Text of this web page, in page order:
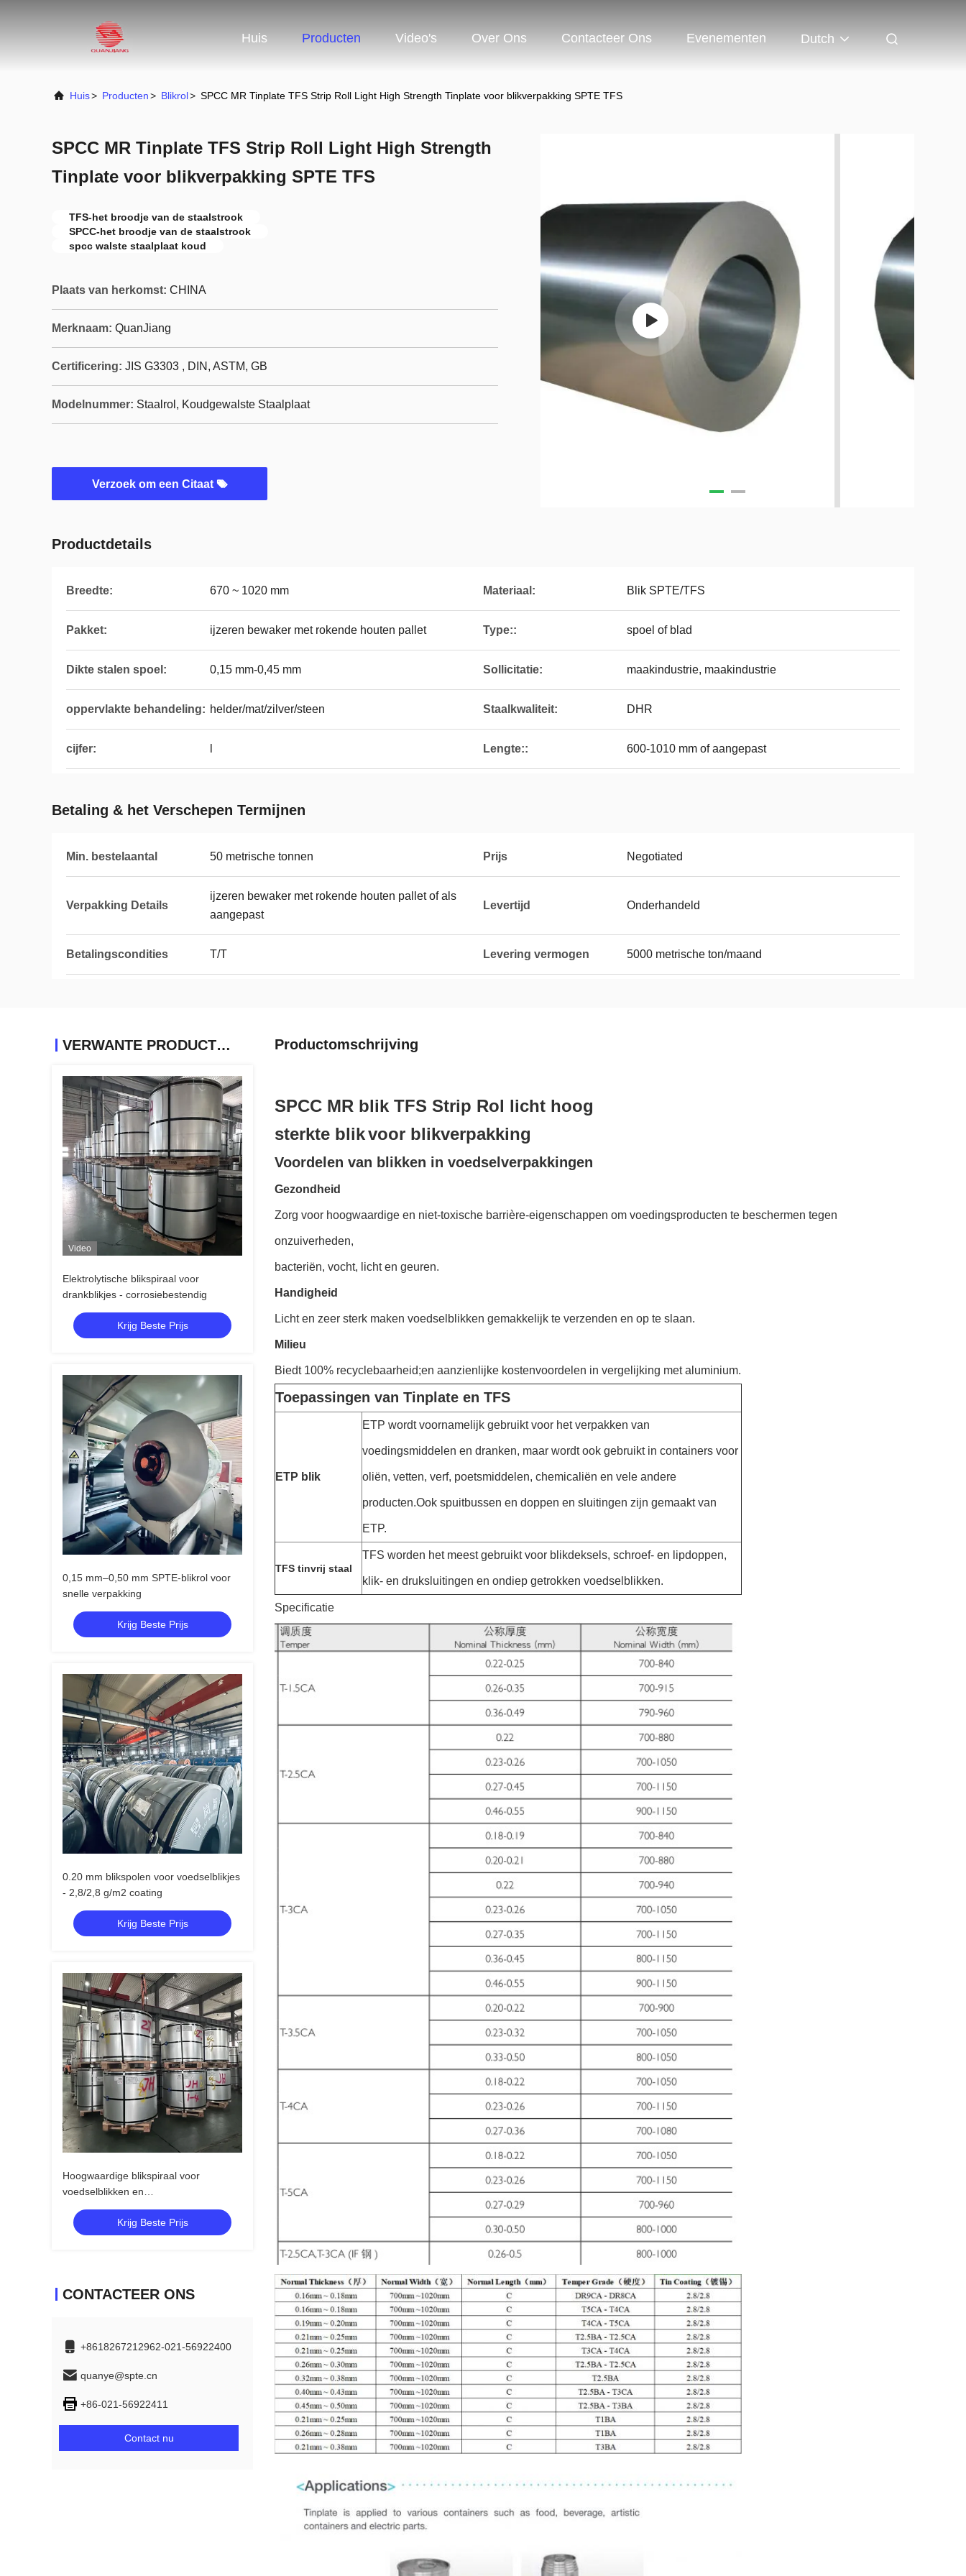
Huis Producten Video's Over Ons Contacteer Ons Evenementen Dutch
Huis> Producten> Blikrol> SPCC MR Tinplate TFS Strip Roll Light High Strength Tinplate voor blikverpakking SPTE TFS
SPCC MR Tinplate TFS Strip Roll Light High Strength
Tinplate voor blikverpakking SPTE TFS
TFS-het broodje van de staalstrook
SPCC-het broodje van de staalstrook
spcc walste staalplaat koud
Plaats van herkomst: CHINA
Merknaam: QuanJiang
Certificering: JIS G3303 , DIN, ASTM, GB
Modelnummer: Staalrol, Koudgewalste Staalplaat
Verzoek om een Citaat
Productdetails
Breedte: 670 ~ 1020 mm Materiaal: Blik SPTE/TFS
Pakket: ijzeren bewaker met rokende houten pallet Type:: spoel of blad
Dikte stalen spoel: 0,15 mm-0,45 mm Sollicitatie: maakindustrie, maakindustrie
oppervlakte behandeling: helder/mat/zilver/steen Staalkwaliteit: DHR
cijfer: Lengte:: 600-1010 mm of aangepast
Betaling & het Verschepen Termijnen
Min. bestelaantal 50 metrische tonnen Prijs Negotiated
Verpakking Details
ijzeren bewaker met rokende houten pallet of als
aangepast
Levertijd Onderhandeld
Betalingscondities T/T Levering vermogen 5000 metrische ton/maand
VERWANTE PRODUCTEN
Video
Elektrolytische blikspiraal voor
drankblikjes - corrosiebestendig
Krijg Beste Prijs
0,15 mm–0,50 mm SPTE-blikrol voor
snelle verpakking
Krijg Beste Prijs
0.20 mm blikspolen voor voedselblikjes
- 2,8/2,8 g/m2 coating
Krijg Beste Prijs
Hoogwaardige blikspiraal voor
voedselblikken en
chemicaliëncontainers
Krijg Beste Prijs
CONTACTEER ONS
+8618267212962-021-56922400
quanye@spte.cn
+86-021-56922411
Contact nu
Productomschrijving
SPCC MR blik TFS Strip Rol licht hoog
sterkte blikvoor blikverpakking
Voordelen van blikken in voedselverpakkingen
Gezondheid
Zorg voor hoogwaardige en niet-toxische barrière-eigenschappen om voedingsproducten te beschermen tegen
onzuiverheden,
bacteriën, vocht, licht en geuren.
Handigheid
Licht en zeer sterk maken voedselblikken gemakkelijk te verzenden en op te slaan.
Milieu
Biedt 100% recyclebaarheid;en aanzienlijke kostenvoordelen in vergelijking met aluminium.
Toepassingen van Tinplate en TFS
ETP blik
ETP wordt voornamelijk gebruikt voor het verpakken van
voedingsmiddelen en dranken, maar wordt ook gebruikt in containers voor
oliën, vetten, verf, poetsmiddelen, chemicaliën en vele andere
producten.Ook spuitbussen en doppen en sluitingen zijn gemaakt van
ETP.
TFS tinvrij staal
TFS worden het meest gebruikt voor blikdeksels, schroef- en lipdoppen,
klik- en druksluitingen en ondiep getrokken voedselblikken.
Specificatie